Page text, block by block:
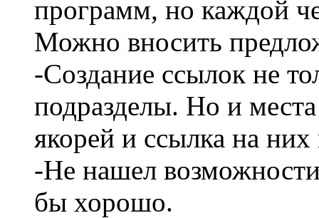
программ, но каждой
Можно вносить
-Создание ссылок не
подразделы. Но и
якорей и ссылка на
-Не нашел
бы хорошо.